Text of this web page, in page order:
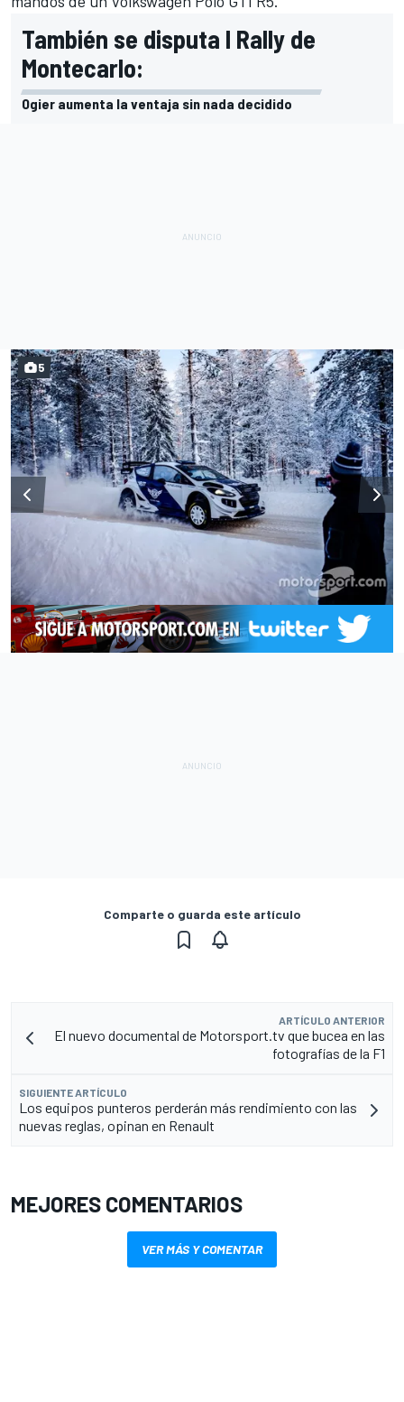
También se disputa l Rally de
Montecarlo:
Ogier aumenta la ventaja sin nada decidido
5
Comparte o guarda este artículo
ARTÍCULO ANTERIOR
El nuevo documental de Motorsport.tv que bucea en las
fotografías de la F1
SIGUIENTE ARTÍCULO
Los equipos punteros perderán más rendimiento con las
nuevas reglas, opinan en Renault
MEJORES COMENTARIOS
VER MÁS Y COMENTAR